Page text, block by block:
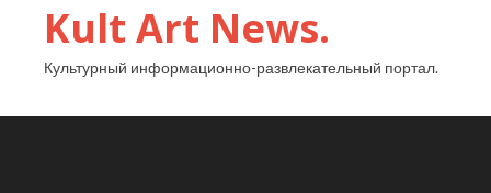
Kult Art News.
Культурный информационно-развлекательный портал.